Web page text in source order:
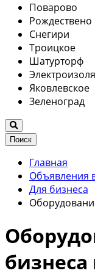
Поварово
Рождествено
Снегири
Троицкое
Шатурторф
Яковлевское
Зеленоград
Поиск
Главная
Объявления
Для бизнеса
бизнеса